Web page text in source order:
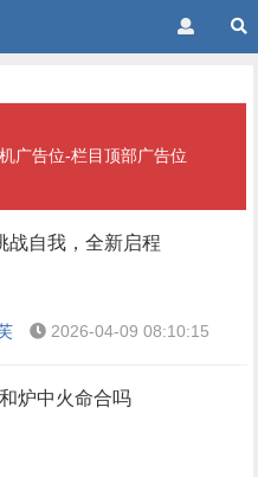
广告位-栏目顶部广告位
战自我，全新启程
2026-04-09 08:10:15
炉中火命合吗